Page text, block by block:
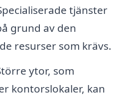
tjänster
grund av den
resurser som krävs.
ytor, som
kontorslokaler, kan